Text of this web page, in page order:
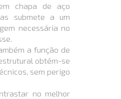
chapa de aço
submete a um
necessária no
a função de
obtém-se
sem perigo
no melhor